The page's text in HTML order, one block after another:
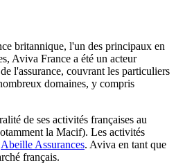
britannique, l'un des principaux en
Aviva France a été un acteur
l'assurance, couvrant les particuliers
domaines, y compris
de ses activités françaises au
la Macif). Les activités
Abeille Assurances. Aviva en tant que
français.